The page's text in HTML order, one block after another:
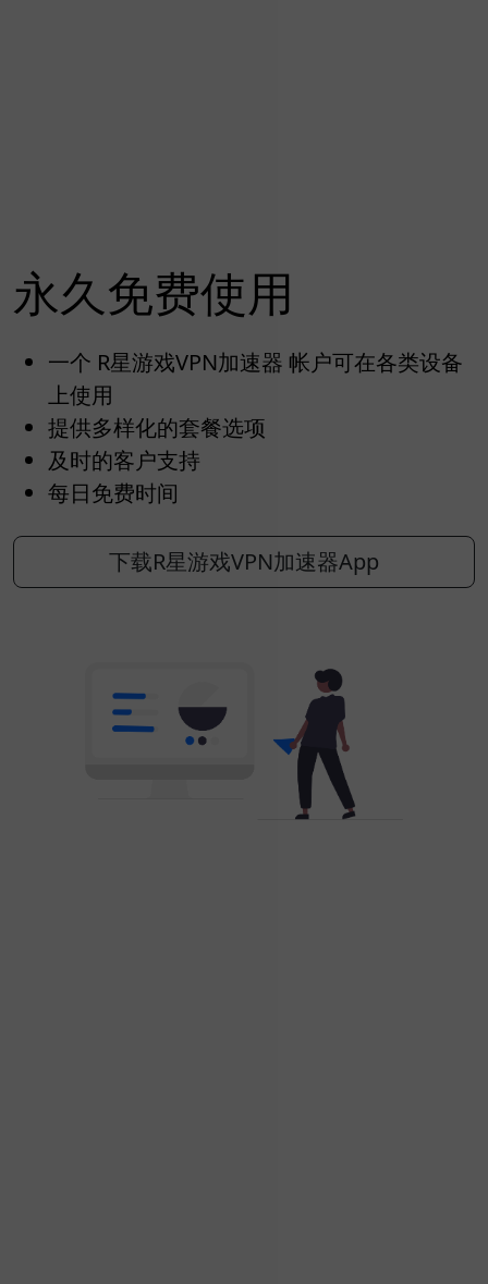
永久免费使用
一个 R星游戏VPN加速器 帐户可在各类设备
上使用
提供多样化的套餐选项
及时的客户支持
每日免费时间
下载R星游戏VPN加速器App